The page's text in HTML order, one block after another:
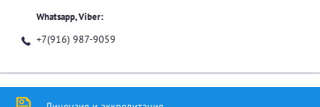
Whatsapp, Viber:
+7(916) 987-9059